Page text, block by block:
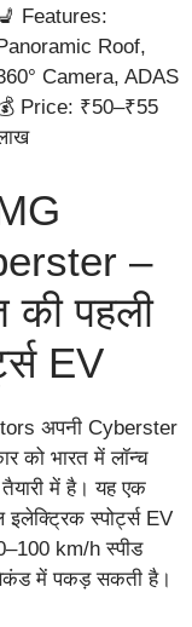
💺 Features:
Panoramic Roof,
Camera, ADAS
Price: ₹50–₹55
–
की पहली
EV
अपनी Cyberster
को भारत में लॉन्च
में है। यह एक
इलेक्ट्रिक स्पोर्ट्स EV
km/h स्पीड
में पकड़ सकती है।